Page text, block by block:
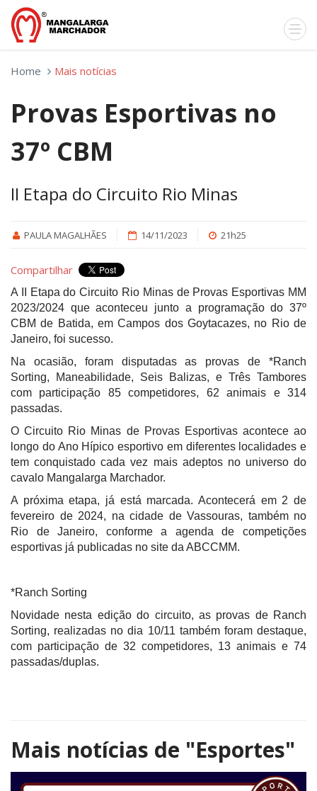
Home Mais notícias
Provas Esportivas no
37º CBM
II Etapa do Circuito Rio Minas
PAULA MAGALHÃES 14/11/2023 21h25
Compartilhar
A II Etapa do Circuito Rio Minas de Provas Esportivas MM
2023/2024 que aconteceu junto a programação do 37º
CBM de Batida, em Campos dos Goytacazes, no Rio de
Janeiro, foi sucesso.
Na ocasião, foram disputadas as provas de *Ranch
Sorting, Maneabilidade, Seis Balizas, e Três Tambores
com participação 85 competidores, 62 animais e 314
passadas.
O Circuito Rio Minas de Provas Esportivas acontece ao
longo do Ano Hípico esportivo em diferentes localidades e
tem conquistado cada vez mais adeptos no universo do
cavalo Mangalarga Marchador.
A próxima etapa, já está marcada. Acontecerá em 2 de
fevereiro de 2024, na cidade de Vassouras, também no
Rio de Janeiro, conforme a agenda de competições
esportivas já publicadas no site da ABCCMM.
*Ranch Sorting
Novidade nesta edição do circuito, as provas de Ranch
Sorting, realizadas no dia 10/11 também foram destaque,
com participação de 32 competidores, 13 animais e 74
passadas/duplas.
Mais notícias de "Esportes"